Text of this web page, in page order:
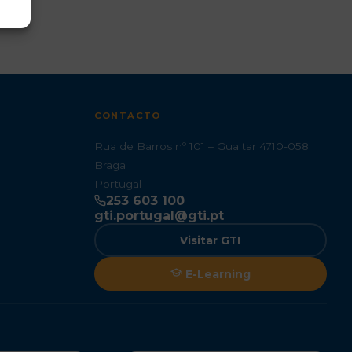
CONTACTO
Rua de Barros nº 101 – Gualtar 4710-058
Braga
Portugal
253 603 100
gti.portugal@gti.pt
Visitar GTI
E-Learning